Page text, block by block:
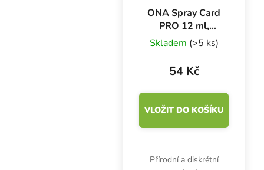
ONA Spray Card
PRO 12 ml,
neutralizér
zápachu
Skladem (>5 ks)
54 Kč
VLOŽIT DO KOŠÍKU
Přírodní a diskrétní